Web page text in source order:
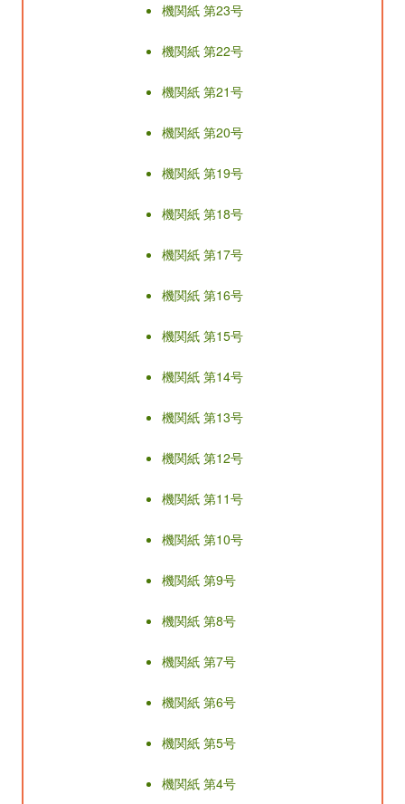
機関紙 第23号
機関紙 第22号
機関紙 第21号
機関紙 第20号
機関紙 第19号
機関紙 第18号
機関紙 第17号
機関紙 第16号
機関紙 第15号
機関紙 第14号
機関紙 第13号
機関紙 第12号
機関紙 第11号
機関紙 第10号
機関紙 第9号
機関紙 第8号
機関紙 第7号
機関紙 第6号
機関紙 第5号
機関紙 第4号